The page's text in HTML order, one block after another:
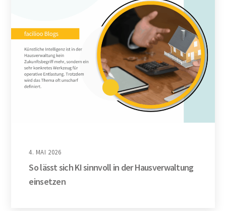
4. MAI 2026
So lässt sich KI sinnvoll in der Hausverwaltung
einsetzen